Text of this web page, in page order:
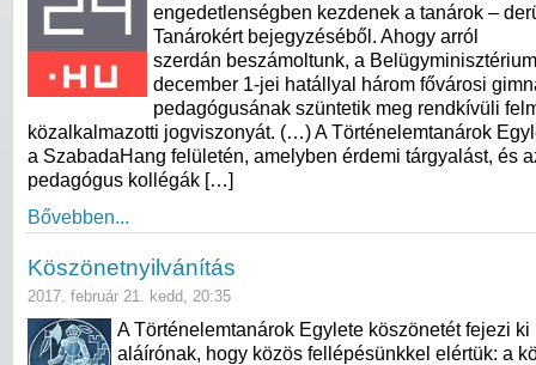
engedetlenségben kezdenek a tanárok –
Tanárokért bejegyzéséből. Ahogy arról
szerdán beszámoltunk, a
december 1-jei hatállyal három fővárosi
pedagógusának szüntetik meg rendkívüli
közalkalmazotti jogviszonyát. (…) A Történelemtanárok
a SzabadaHang felületén, amelyben érdemi tárgyalást, és
pedagógus kollégák […]
Bővebben...
Köszönetnyilvánítás
2017. február 21. kedd, 20:35
A Történelemtanárok Egylete köszönetét fejezi ki
aláírónak, hogy közös fellépésünkkel elértük: a